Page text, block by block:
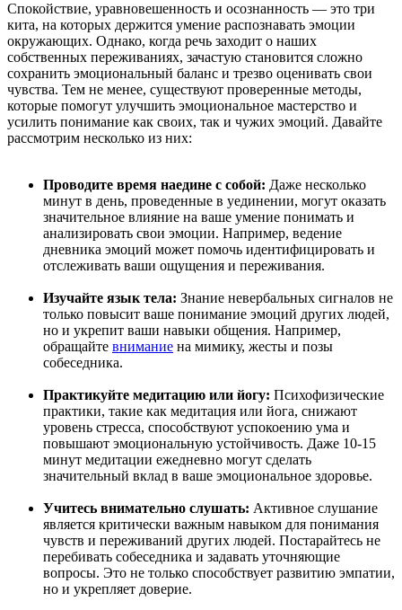
Спокойствие, уравновешенность и осознанность — это три
кита, на которых держится умение распознавать эмоции
окружающих. Однако, когда речь заходит о наших
собственных переживаниях, зачастую становится сложно
сохранить эмоциональный баланс и трезво оценивать свои
чувства. Тем не менее, существуют проверенные методы,
которые помогут улучшить эмоциональное мастерство и
усилить понимание как своих, так и чужих эмоций. Давайте
рассмотрим несколько из них:
Проводите время наедине с собой: Даже несколько
минут в день, проведенные в уединении, могут оказать
значительное влияние на ваше умение понимать и
анализировать свои эмоции. Например, ведение
дневника эмоций может помочь идентифицировать и
отслеживать ваши ощущения и переживания.
Изучайте язык тела: Знание невербальных сигналов не
только повысит ваше понимание эмоций других людей,
но и укрепит ваши навыки общения. Например,
обращайте внимание на мимику, жесты и позы
собеседника.
Практикуйте медитацию или йогу: Психофизические
практики, такие как медитация или йога, снижают
уровень стресса, способствуют успокоению ума и
повышают эмоциональную устойчивость. Даже 10-15
минут медитации ежедневно могут сделать
значительный вклад в ваше эмоциональное здоровье.
Учитесь внимательно слушать: Активное слушание
является критически важным навыком для понимания
чувств и переживаний других людей. Постарайтесь не
перебивать собеседника и задавать уточняющие
вопросы. Это не только способствует развитию эмпатии,
но и укрепляет доверие.